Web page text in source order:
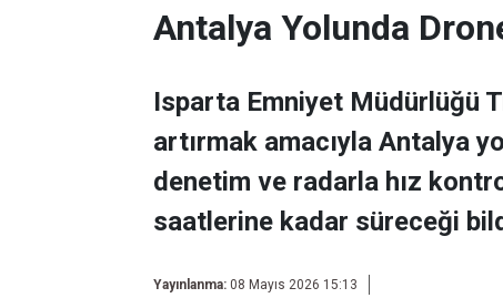
Antalya Yolunda
Isparta Emniyet Müdürlüğü
artırmak amacıyla Antalya
denetim ve radarla hız
saatlerine kadar süreceği
Yayınlanma: 08 Mayıs 2026 15:13